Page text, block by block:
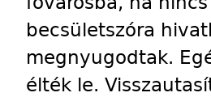
becsületszóra
megnyugodtak.
élték le.